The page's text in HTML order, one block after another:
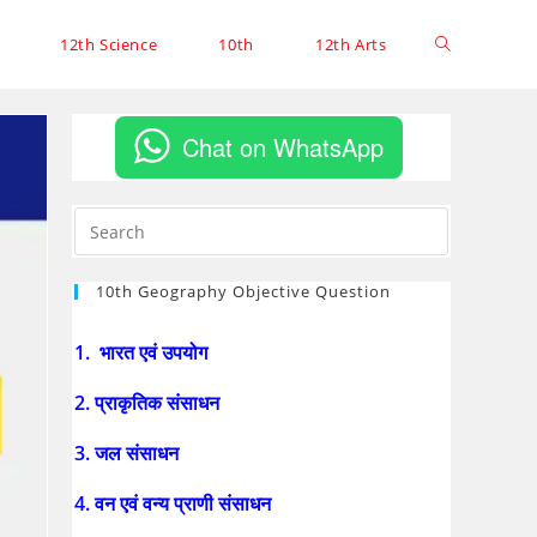
12th Science 10th 12th Arts
Chat on WhatsApp
10th Geography Objective Question
1. भारत एवं उपयोग
2. प्राकृतिक संसाधन
3. जल संसाधन
4. वन एवं वन्य प्राणी संसाधन